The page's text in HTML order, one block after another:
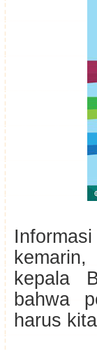
kepala
bahwa
harus